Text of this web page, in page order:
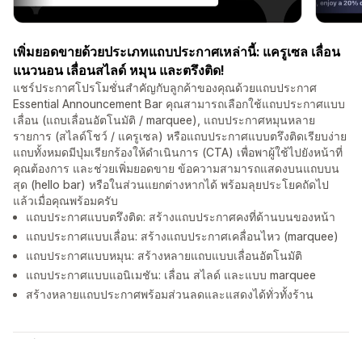
เพิ่มยอดขายด้วยประเภทแถบประกาศเหล่านี้: แครูเซล เลื่อน
แนวนอน เลื่อนสไลด์ หมุน และตรึงติด!
แชร์ประกาศโปรโมชั่นสำคัญกับลูกค้าของคุณด้วยแถบประกาศ
Essential Announcement Bar คุณสามารถเลือกใช้แถบประกาศแบบ
เลื่อน (แถบเลื่อนอัตโนมัติ / marquee), แถบประกาศหมุนหลาย
รายการ (สไลด์โชว์ / แครูเซล) หรือแถบประกาศแบบตรึงติดเรียบง่าย
แถบทั้งหมดมีปุ่มเรียกร้องให้ดำเนินการ (CTA) เพื่อพาผู้ใช้ไปยังหน้าที่
คุณต้องการ และช่วยเพิ่มยอดขาย ข้อความสามารถแสดงบนแถบบน
สุด (hello bar) หรือในส่วนแยกต่างหากได้ พร้อมลุยประโยคถัดไป
แล้วเมื่อคุณพร้อมครับ
แถบประกาศแบบตรึงติด: สร้างแถบประกาศคงที่ด้านบนของหน้า
แถบประกาศแบบเลื่อน: สร้างแถบประกาศเคลื่อนไหว (marquee)
แถบประกาศแบบหมุน: สร้างหลายแถบแบบเลื่อนอัตโนมัติ
แถบประกาศแบบแอนิเมชัน: เลื่อน สไลด์ และแบบ marquee
สร้างหลายแถบประกาศพร้อมส่วนลดและแสดงได้ทั่วทั้งร้าน